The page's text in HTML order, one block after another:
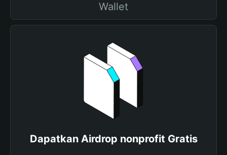
Wallet
Dapatkan Airdrop nonprofit Gratis